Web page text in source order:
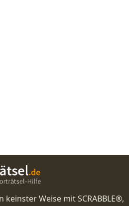
Weise mit SCRABBLE®,